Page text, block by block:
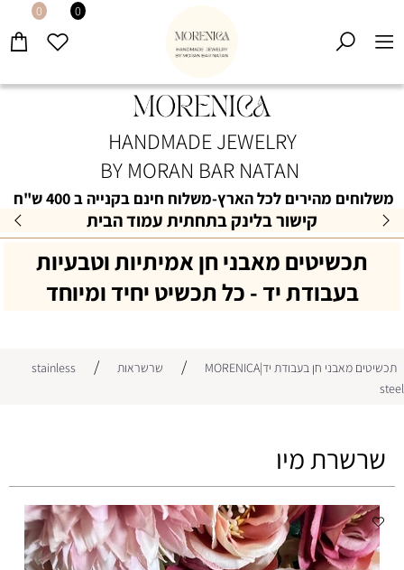
HANDMADE JEWELRY
משלוחים מהירים לכל הארץ-משלוח חינם בקנייה ב 400 ש"ח
קישור בלינק בתחתית עמוד הבית
תכשיטים מאבני חן אמיתיות וטבעיות
בעבודת יד - כל תכשיט יחיד ומיוחד
0 0
תכשיטים מאבני חן בעבודת יד|MORENICA / שרשראות /
stainless
steel
שרשרת מיו